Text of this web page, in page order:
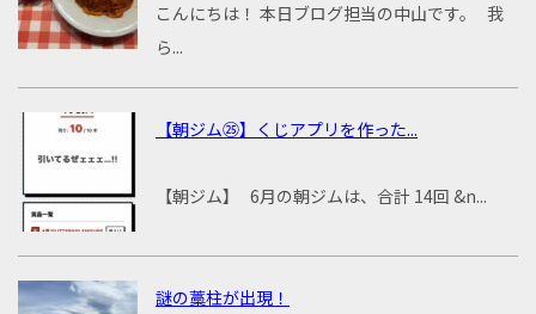
こんにちは！ 本日ブログ担当の中山です。 我
ら...
【朝ジム㉕】くじアプリを作った...
【朝ジム】 6月の朝ジムは、合計 14回 &n...
謎の藁柱が出現！